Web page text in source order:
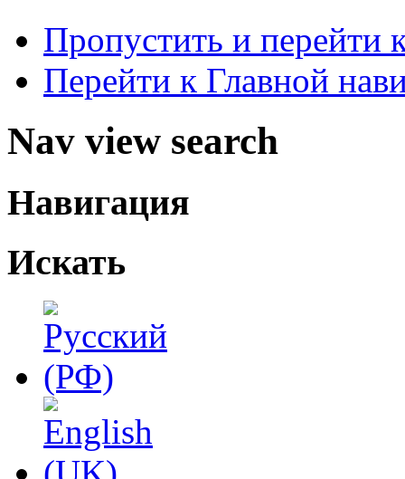
Пропустить и перейти
Перейти к Главной
Nav view search
Навигация
Искать